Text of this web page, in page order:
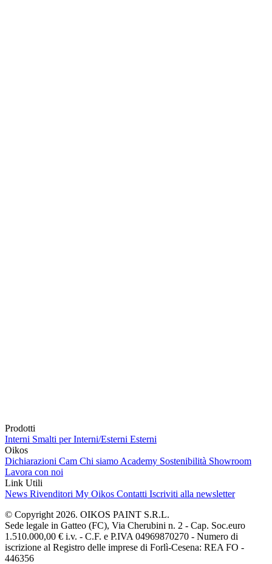
Prodotti
Interni Smalti per Interni/Esterni Esterni
Oikos
Dichiarazioni Cam Chi siamo Academy Sostenibilità Showroom
Lavora con noi
Link Utili
News Rivenditori My Oikos Contatti Iscriviti alla newsletter
© Copyright 2026. OIKOS PAINT S.R.L.
Sede legale in Gatteo (FC), Via Cherubini n. 2 - Cap. Soc.euro
1.510.000,00 € i.v. - C.F. e P.IVA 04969870270 - Numero di
iscrizione al Registro delle imprese di Forlì-Cesena: REA FO -
446356